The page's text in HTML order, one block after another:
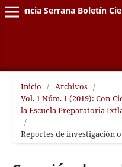
Ciencia Serrana Boletín
Inicio / Archivos /
Vol. 1 Núm. 1 (2019): Con-
la Escuela Preparatoria
/
Reportes de investigación